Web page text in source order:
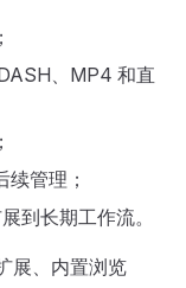
、MP4 和直
管理；
到长期工作流。
展、内置浏览